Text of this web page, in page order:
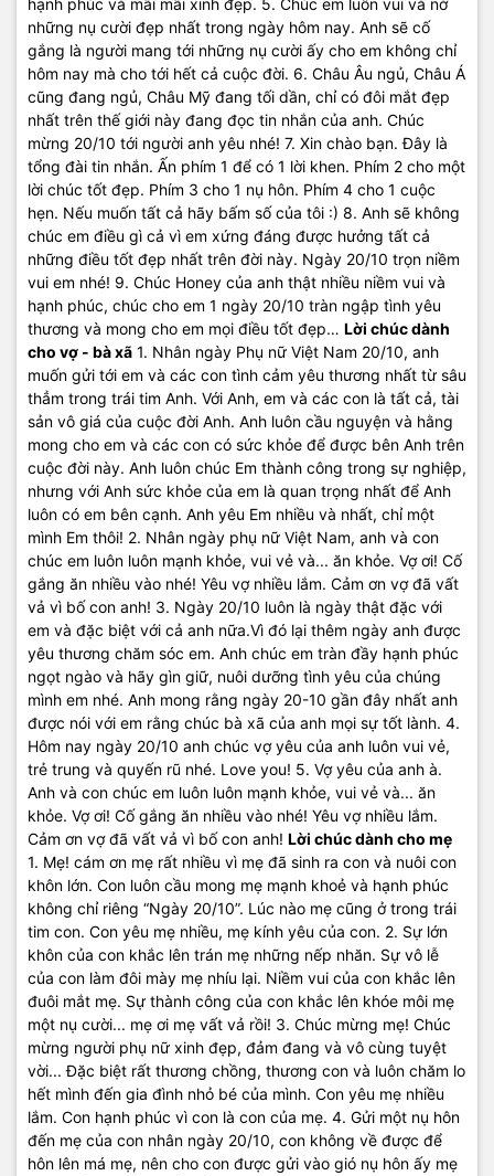
hạnh phúc và mãi mãi xinh đẹp. 5. Chúc em luôn vui và nở
những nụ cười đẹp nhất trong ngày hôm nay. Anh sẽ cố
gắng là người mang tới những nụ cười ấy cho em không chỉ
hôm nay mà cho tới hết cả cuộc đời. 6. Châu Âu ngủ, Châu Á
cũng đang ngủ, Châu Mỹ đang tối dần, chỉ có đôi mắt đẹp
nhất trên thế giới này đang đọc tin nhắn của anh. Chúc
mừng 20/10 tới người anh yêu nhé! 7. Xin chào bạn. Đây là
tổng đài tin nhắn. Ấn phím 1 để có 1 lời khen. Phím 2 cho một
lời chúc tốt đẹp. Phím 3 cho 1 nụ hôn. Phím 4 cho 1 cuộc
hẹn. Nếu muốn tất cả hãy bấm số của tôi :) 8. Anh sẽ không
chúc em điều gì cả vì em xứng đáng được hưởng tất cả
những điều tốt đẹp nhất trên đời này. Ngày 20/10 trọn niềm
vui em nhé! 9. Chúc Honey của anh thật nhiều niềm vui và
hạnh phúc, chúc cho em 1 ngày 20/10 tràn ngập tình yêu
thương và mong cho em mọi điều tốt đẹp… Lời chúc dành
cho vợ - bà xã 1. Nhân ngày Phụ nữ Việt Nam 20/10, anh
muốn gửi tới em và các con tình cảm yêu thương nhất từ sâu
thẳm trong trái tim Anh. Với Anh, em và các con là tất cả, tài
sản vô giá của cuộc đời Anh. Anh luôn cầu nguyện và hằng
mong cho em và các con có sức khỏe để được bên Anh trên
cuộc đời này. Anh luôn chúc Em thành công trong sự nghiệp,
nhưng với Anh sức khỏe của em là quan trọng nhất để Anh
luôn có em bên cạnh. Anh yêu Em nhiều và nhất, chỉ một
mình Em thôi! 2. Nhân ngày phụ nữ Việt Nam, anh và con
chúc em luôn luôn mạnh khỏe, vui vẻ và... ăn khỏe. Vợ ơi! Cố
gắng ăn nhiều vào nhé! Yêu vợ nhiều lắm. Cảm ơn vợ đã vất
vả vì bố con anh! 3. Ngày 20/10 luôn là ngày thật đặc với
em và đặc biệt với cả anh nữa.Vì đó lại thêm ngày anh được
yêu thương chăm sóc em. Anh chúc em tràn đầy hạnh phúc
ngọt ngào và hãy gìn giữ, nuôi dưỡng tình yêu của chúng
mình em nhé. Anh mong rằng ngày 20-10 gần đây nhất anh
được nói với em rằng chúc bà xã của anh mọi sự tốt lành. 4.
Hôm nay ngày 20/10 anh chúc vợ yêu của anh luôn vui vẻ,
trẻ trung và quyến rũ nhé. Love you! 5. Vợ yêu của anh à.
Anh và con chúc em luôn luôn mạnh khỏe, vui vẻ và... ăn
khỏe. Vợ ơi! Cố gắng ăn nhiều vào nhé! Yêu vợ nhiều lắm.
Cảm ơn vợ đã vất vả vì bố con anh! Lời chúc dành cho mẹ
1. Mẹ! cám ơn mẹ rất nhiều vì mẹ đã sinh ra con và nuôi con
khôn lớn. Con luôn cầu mong mẹ mạnh khoẻ và hạnh phúc
không chỉ riêng “Ngày 20/10”. Lúc nào mẹ cũng ở trong trái
tim con. Con yêu mẹ nhiều, mẹ kính yêu của con. 2. Sự lớn
khôn của con khắc lên trán mẹ những nếp nhăn. Sự vô lễ
của con làm đôi mày mẹ nhíu lại. Niềm vui của con khắc lên
đuôi mắt mẹ. Sự thành công của con khắc lên khóe môi mẹ
một nụ cười... mẹ ơi mẹ vất vả rồi! 3. Chúc mừng mẹ! Chúc
mừng người phụ nữ xinh đẹp, đảm đang và vô cùng tuyệt
vời... Đặc biệt rất thương chồng, thương con và luôn chăm lo
hết mình đến gia đình nhỏ bé của mình. Con yêu mẹ nhiều
lắm. Con hạnh phúc vì con là con của mẹ. 4. Gửi một nụ hôn
đến mẹ của con nhân ngày 20/10, con không về được để
hôn lên má mẹ, nên cho con được gửi vào gió nụ hôn ấy mẹ